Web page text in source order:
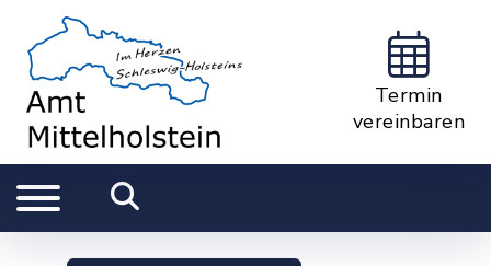
Termin
vereinbaren